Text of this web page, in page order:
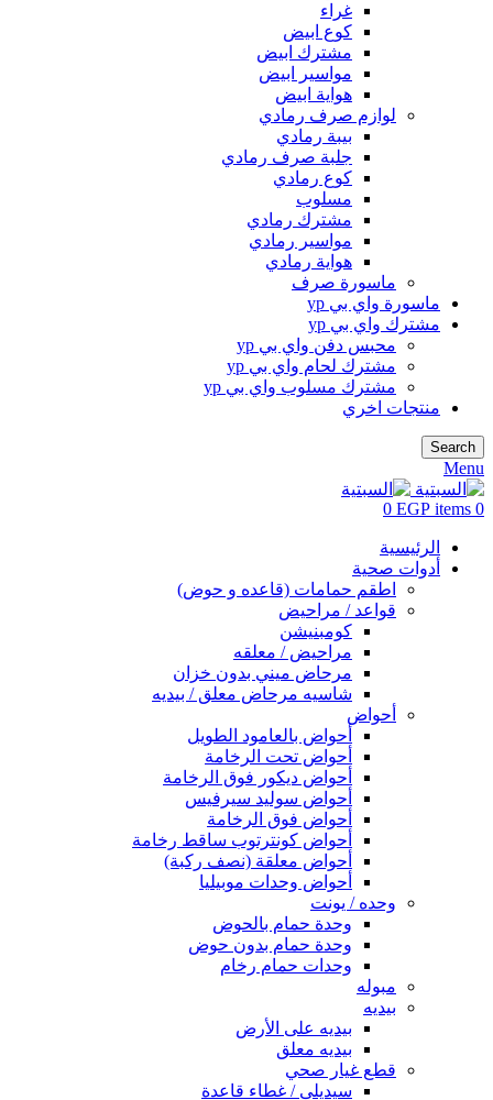
غراء
كوع ابيض
مشترك ابيض
مواسير ابيض
هواية ابيض
لوازم صرف رمادي
بيبة رمادي
جلبة صرف رمادي
كوع رمادي
مسلوب
مشترك رمادي
مواسير رمادي
هواية رمادي
ماسورة صرف
ماسورة واي بي yp
مشترك واي بي yp
محبس دفن واي بي yp
مشترك لحام واي بي yp
مشترك مسلوب واي بي yp
منتجات اخري
Search
Menu
0
items
0 EGP
الرئيسية
أدوات صحية
اطقم حمامات (قاعده و حوض)
قواعد / مراحيض
كومبنيشن
مراحيض / معلقه
مرحاض ميني بدون خزان
شاسيه مرحاض معلق / بيديه
أحواض
أحواض بالعامود الطويل
أحواض تحت الرخامة
أحواض ديكور فوق الرخامة
أحواض سوليد سيرفيس
أحواض فوق الرخامة
أحواض كونترتوب ساقط رخامة
أحواض معلقة (نصف ركبة)
أحواض وحدات موبيليا
وحده / يونت
وحدة حمام بالحوض
وحدة حمام بدون حوض
وحدات حمام رخام
مبوله
بيديه
بيديه على الأرض
بيديه معلق
قطع غيار صحي
سيديلى / غطاء قاعدة